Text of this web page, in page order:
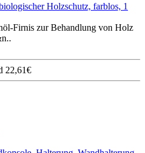
Holzschutz, farblos, 1
Firnis zur Behandlung von Holz
22,61€